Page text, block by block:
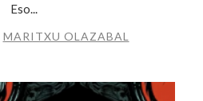
Eso...
MARITXU OLAZABAL